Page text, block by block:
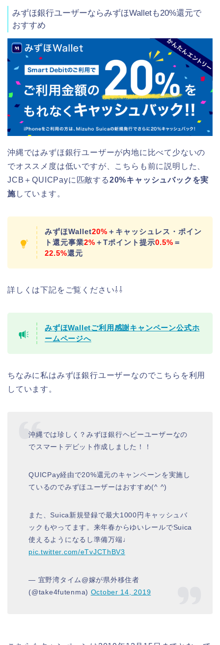
みずほ銀行ユーザーならみずほWalletも20%還元で
おすすめ
沖縄ではみずほ銀行ユーザーが内地に比べて少ないの
でオススメ度は低いですが、こちらも前に説明した、
JCB＋QUICPayに匹敵する20%キャッシュバックを実
施しています。
みずほWallet20% ＋キャッシュレス・ポイン
ト還元事業2% ＋Tポイント提示0.5% ＝
22.5%還元
詳しくは下記をご覧ください⇩⇩
みずほWalletご利用感謝キャンペーン公式ホ
ームページへ
ちなみに私はみずほ銀行ユーザーなのでこちらを利用
しています。
沖縄では珍しく？みずほ銀行ヘビーユーザーなの
でスマートデビット作成しました！！
QUICPay経由で20%還元のキャンペーンを実施し
ているのでみずほユーザーはおすすめ(^ ^)
また、Suica新規登録で最大1000円キャッシュバ
ックもやってます。来年春からゆいレールでSuica
使えるようになるし準備万端♩
pic.twitter.com/eTvJCThBV3
— 宜野湾タイム@嫁が県外移住者
(@take4futenma) October 14, 2019